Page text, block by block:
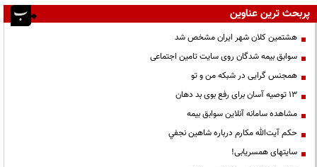
پربحث ترین عناوین
هشتمین کلان شهر ایران مشخص شد
سوابق بیمه شدگان روی سایت تامین اجتماعی
همجنس گرایی در شبکه من و تو
13 توصیه آسان برای رفع بوی بد دهان
مشاهده سامانه آنلاين سوابق بیمه
حكم آيت‌الله مكارم درباره شاهين نجفي
سایتهای همسریابی!